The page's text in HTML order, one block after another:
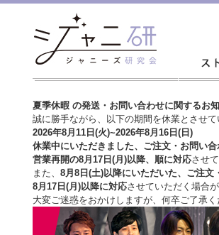
夏季休暇 の発送・お問い合わせに関するお
誠に勝手ながら、以下の期間を休業とさせて
2026年8月11日(火)~2026年8月16日(日)
休業中にいただきました、ご注文・お問い合
営業再開の8月17日(月)以降、順に対応させ
また、 8月8日(土)以降にいただいた、ご注文
8月17日(月)以降に対応させていただく場合が
大変ご迷惑をおかけしますが、 何卒ご了承く